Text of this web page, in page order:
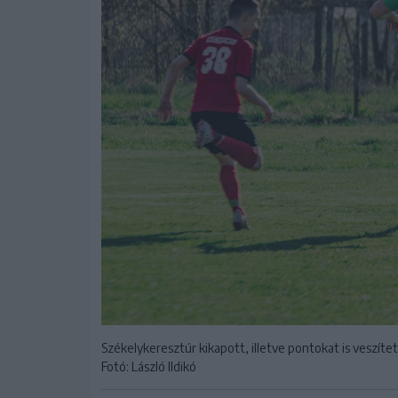
Székelykeresztúr kikapott, illetve pontokat is
Fotó: László Ildikó